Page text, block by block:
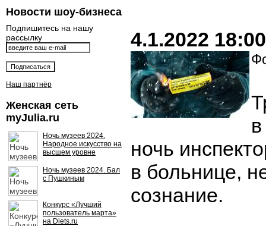
Новости шоу-бизнеса
Подпишитесь на нашу
рассылку
Наш партнёр
Женская сеть
myJulia.ru
Ночь музеев 2024.
Народное искусство на
высшем уровне
Ночь музеев 2024. Бал
с Пушкиным
Конкурс «Лучший
пользователь марта»
на Diets.ru
4.1.2022 18:00
ночь
в больнице,
сознание.